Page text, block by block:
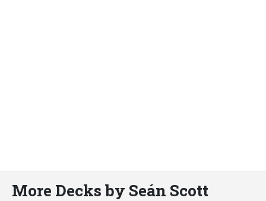
More Decks by Seán Scott